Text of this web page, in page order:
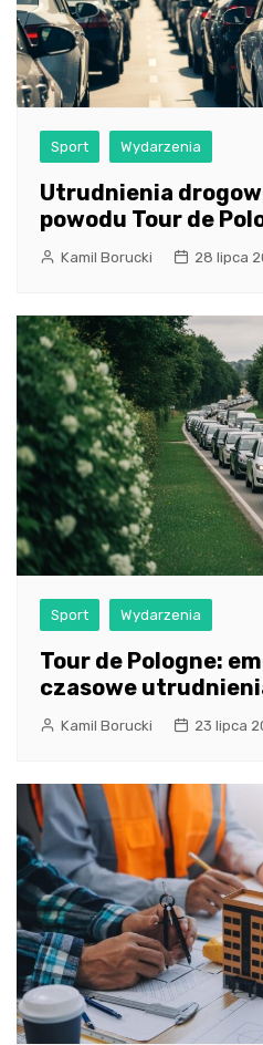
Sport Wydarzenia
Utrudnienia
powodu Tour de
Kamil Borucki 28 lipca
Sport Wydarzenia
Tour de Pologne:
czasowe
Kamil Borucki 23 lipca